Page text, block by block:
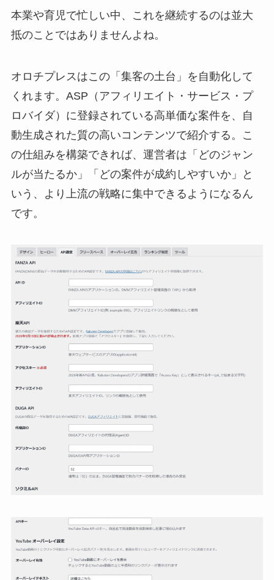
本業や育児で忙しい中、これを継続するのは並大
抵のことではありませんよね。
オロチプレスはこの「集客の土台」を自動化して
くれます。ASP（アフィリエイト・サービス・プ
ロバイダ）に登録されている高単価な案件を、自
動生成された質の高いコンテンツで紹介する。こ
の仕組みを構築できれば、運営者は「どのジャン
ルが当たるか」「どの案件が成約しやすいか」と
いう、より上流の戦略に集中できるようになるん
です。